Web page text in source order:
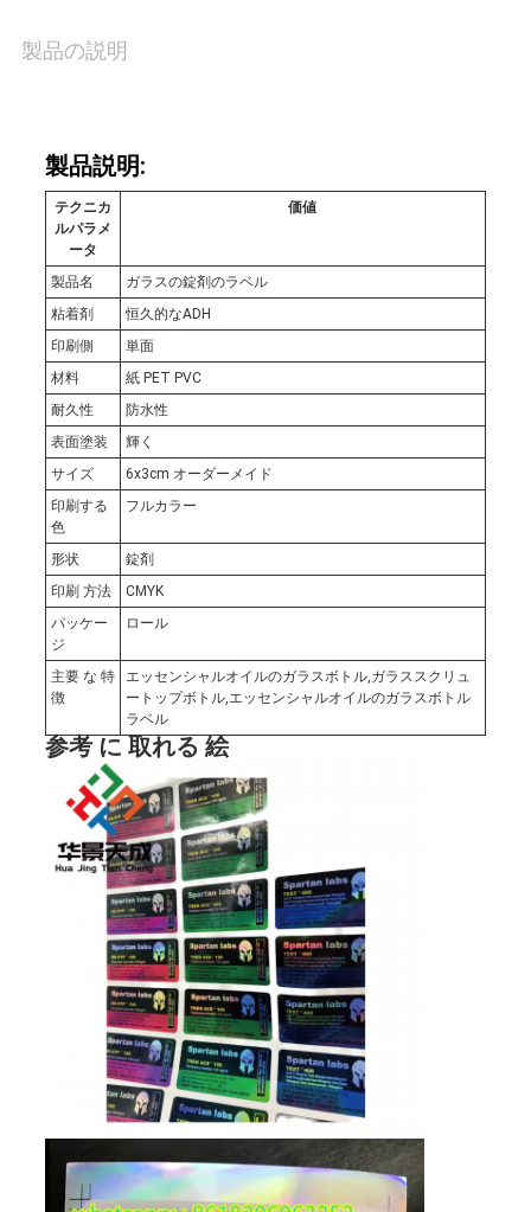
連
PRIVACY
POLICY
製品の説明
製品説明:
テクニカ
ルパラメ
ータ
価値
製品名
ガラスの錠剤のラベル
粘着剤
恒久的なADH
印刷側
単面
材料
紙 PET PVC
耐久性
防水性
表面塗装
輝く
サイズ
6x3cm オーダーメイド
印刷する
色
フルカラー
形状
錠剤
印刷 方法
CMYK
パッケー
ジ
ロール
主要 な 特
徴
エッセンシャルオイルのガラスボトル,ガラススクリュ
ートップボトル,エッセンシャルオイルのガラスボトル
ラベル
参考 に 取れる 絵